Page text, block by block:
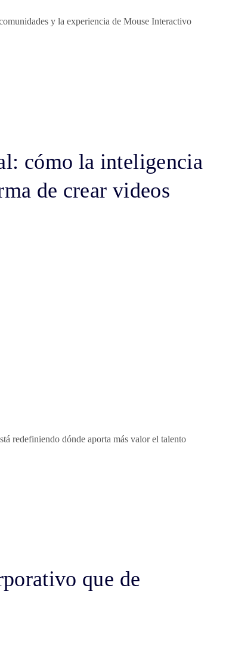
y la experiencia de Mouse Interactivo
cómo la inteligencia
de crear videos
redefiniendo dónde aporta más valor el talento
que de